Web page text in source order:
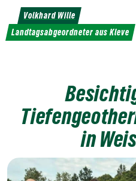
Weiter
zum
Inhalt
Volkhard Wille
Landtagsabgeordneter aus Kleve
in